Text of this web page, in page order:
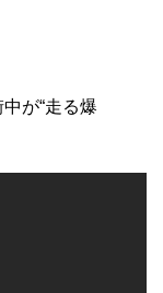
が“走る爆